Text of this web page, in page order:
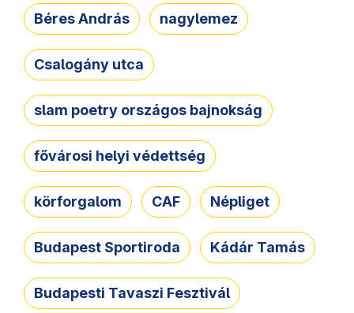
Béres András nagylemez
Csalogány utca
slam poetry országos bajnokság
fővárosi helyi védettség
körforgalom CAF Népliget
Budapest Sportiroda Kádár Tamás
Budapesti Tavaszi Fesztivál